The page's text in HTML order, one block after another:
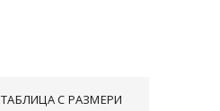
ТАБЛИЦА С РАЗМЕРИ